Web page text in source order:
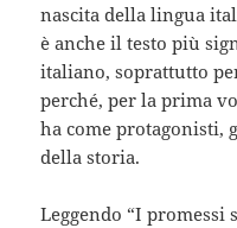
nascita della lingua
è anche il testo più
italiano, soprattutto
perché, per la prima
ha come protagonisti,
della storia.
Leggendo “I promessi